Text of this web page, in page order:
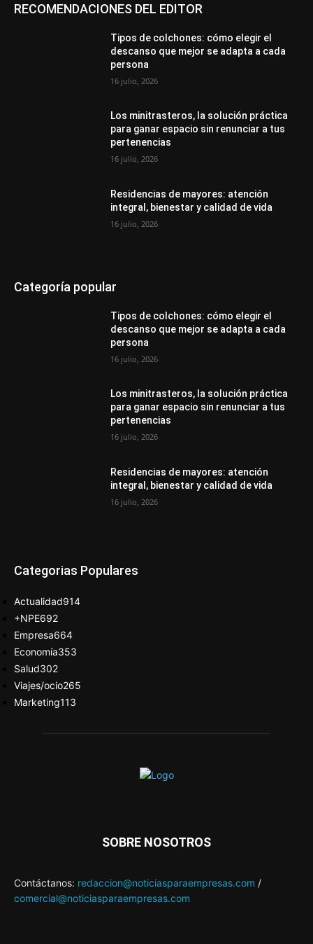
RECOMENDACIONES DEL EDITOR
Tipos de colchones: cómo elegir el
descanso que mejor se adapta a cada
persona
16 julio, 2026
Los minitrasteros, la solución práctica
para ganar espacio sin renunciar a tus
pertenencias
16 julio, 2026
Residencias de mayores: atención
integral, bienestar y calidad de vida
16 julio, 2026
Categoría popular
Tipos de colchones: cómo elegir el
descanso que mejor se adapta a cada
persona
16 julio, 2026
Los minitrasteros, la solución práctica
para ganar espacio sin renunciar a tus
pertenencias
16 julio, 2026
Residencias de mayores: atención
integral, bienestar y calidad de vida
16 julio, 2026
Categorias Populares
Actualidad914
+NPE692
Empresa664
Economía353
Salud302
Viajes/ocio265
Marketing113
SOBRE NOSOTROS
Contáctanos: redaccion@noticiasparaempresas.com /
comercial@noticiasparaempresas.com